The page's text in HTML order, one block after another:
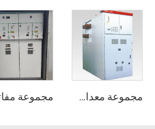
مجموعة معدات التبديل KYN61